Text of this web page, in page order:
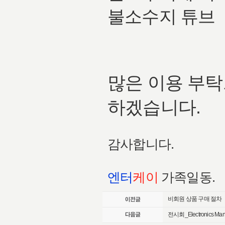
불소수지 튜브
많은 이용 부
하겠습니다.
감사합니다.
엔터케이 가족일동.
비회원 상품 구매 절차
전시회_Electronics